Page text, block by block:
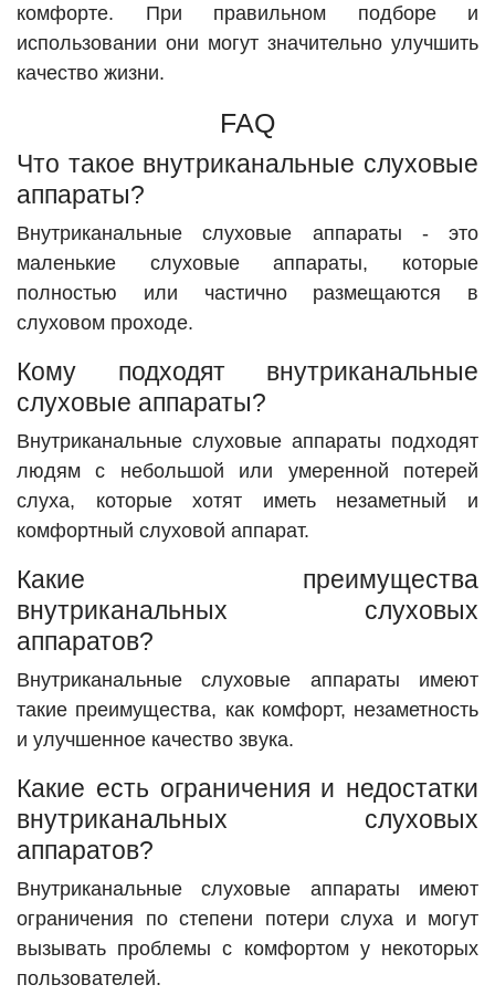
комфорте. При правильном подборе и
использовании они могут значительно улучшить
качество жизни.
FAQ
Что такое внутриканальные слуховые
аппараты?
Внутриканальные слуховые аппараты - это
маленькие слуховые аппараты, которые
полностью или частично размещаются в
слуховом проходе.
Кому подходят внутриканальные
слуховые аппараты?
Внутриканальные слуховые аппараты подходят
людям с небольшой или умеренной потерей
слуха, которые хотят иметь незаметный и
комфортный слуховой аппарат.
Какие преимущества
внутриканальных слуховых
аппаратов?
Внутриканальные слуховые аппараты имеют
такие преимущества, как комфорт, незаметность
и улучшенное качество звука.
Какие есть ограничения и недостатки
внутриканальных слуховых
аппаратов?
Внутриканальные слуховые аппараты имеют
ограничения по степени потери слуха и могут
вызывать проблемы с комфортом у некоторых
пользователей.